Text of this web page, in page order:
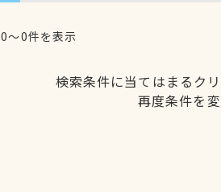
0〜0件を表示
検索条件に当てはまるク
再度条件を